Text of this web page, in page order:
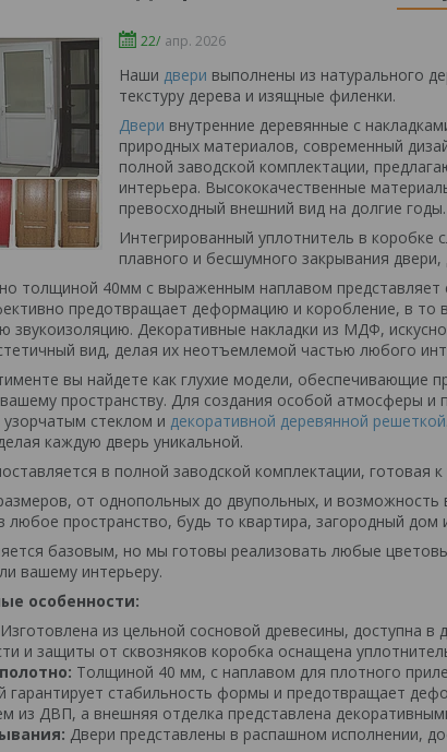
22/ апр. 2026
Наши двери выполнены из натурального
текстуру дерева и изящные филенки.
Двери внутренние деревянные с
природных материалов, современный
полной заводской комплектации,
интерьера. Высококачественные
превосходный внешний вид на долгие годы.
Интегрированный уплотнитель в коробке
плавного и бесшумного закрывания
толщиной 40мм с выраженным наплавом представляет
предотвращает деформацию и коробление, в то
звукоизоляцию. Декоративные накладки из МДФ,
вид, делая их неотъемлемой частью любого
вы найдете как глухие модели, обеспечивающие
пространству. Для создания особой атмосферы
стеклом и декоративной деревянной решеткой
каждую дверь уникальной.
в полной заводской комплектации, готовая к
от однопольных до двупольных, и
любое пространство, будь то квартира, загородный дом
базовым, но мы готовы реализовать любые
вашему интерьеру.
особенности:
Изготовлена из цельной сосновой древесины, доступна
и защиты от сквозняков коробка оснащена
Толщиной 40 мм, с наплавом для плотного
гарантирует стабильность формы и предотвращает
из ДВП, а внешняя отделка представлена
Двери представлены в распашном исполнении,